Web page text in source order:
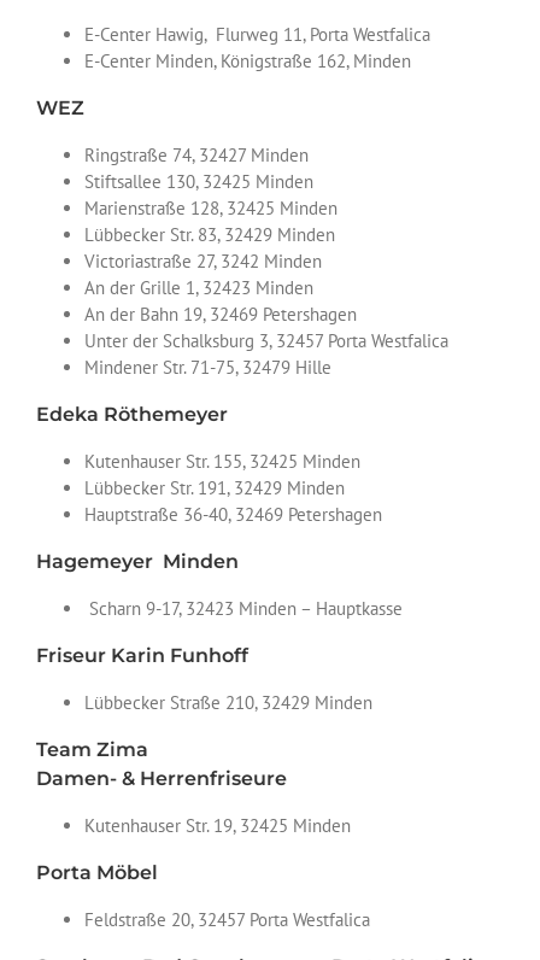
E-Center Hawig, Flurweg 11, Porta Westfalica
E-Center Minden, Königstraße 162, Minden
WEZ
Ringstraße 74, 32427 Minden
Stiftsallee 130, 32425 Minden
Marienstraße 128, 32425 Minden
Lübbecker Str. 83, 32429 Minden
Victoriastraße 27, 3242 Minden
An der Grille 1, 32423 Minden
An der Bahn 19, 32469 Petershagen
Unter der Schalksburg 3, 32457 Porta Westfalica
Mindener Str. 71-75, 32479 Hille
Edeka Röthemeyer
Kutenhauser Str. 155, 32425 Minden
Lübbecker Str. 191, 32429 Minden
Hauptstraße 36-40, 32469 Petershagen
Hagemeyer Minden
Scharn 9-17, 32423 Minden – Hauptkasse
Friseur Karin Funhoff
Lübbecker Straße 210, 32429 Minden
Team Zima
Damen- & Herrenfriseure
Kutenhauser Str. 19, 32425 Minden
Porta Möbel
Feldstraße 20, 32457 Porta Westfalica